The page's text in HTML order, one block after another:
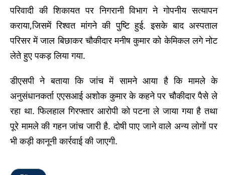
परिवादी की शिकायत पर निगरानी विभाग ने गोपनीय सत्यापन
कराया,जिसमें रिश्वत मांगने की पुष्टि हुई. इसके बाद अस्पताल
परिसर में जाल बिछाकर चौकीदार मनीष कुमार को केमिकल लगे नोट
लेते हुए पकड़ लिया गया.
डीएसपी ने बताया कि जांच में सामने आया है कि मामले के
अनुसंधानकर्ता एएसआई अशोक कुमार के कहने पर चौकीदार पैसे ले
रहा था. फिलहाल गिरफ्तार आरोपी को पटना ले जाया गया है तथा
पूरे मामले की गहन जांच जारी है. दोषी पाए जाने वाले अन्य लोगों पर
भी कड़ी कानूनी कार्रवाई की जाएगी.